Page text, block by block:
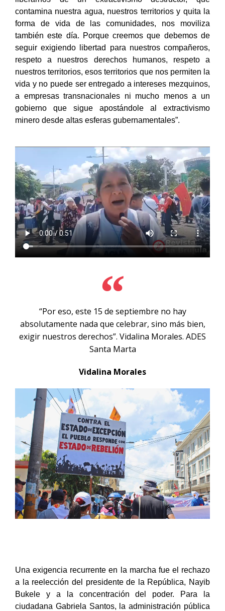
contamina nuestra agua, nuestros territorios y quita la
forma de vida de las comunidades, nos moviliza
también este día. Porque creemos que debemos de
seguir exigiendo libertad para nuestros compañeros,
respeto a nuestros derechos humanos, respeto a
nuestros territorios, esos territorios que nos permiten la
vida y no puede ser entregado a intereses mezquinos,
a empresas transnacionales ni mucho menos a un
gobierno que sigue apostándole al extractivismo
minero desde altas esferas gubernamentales”.
“Por eso, este 15 de septiembre no hay
absolutamente nada que celebrar, sino más bien,
exigir nuestros derechos”. Vidalina Morales. ADES
Santa Marta
Vidalina Morales
Una exigencia recurrente en la marcha fue el rechazo
a la reelección del presidente de la República, Nayib
Bukele y a la concentración del poder. Para la
ciudadana Gabriela Santos, la administración pública